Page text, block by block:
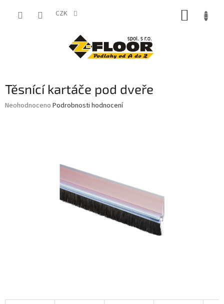
CZK
Těsnící kartáče pod dveře
Průměrné
Neohodnoceno Podrobnosti hodnocení